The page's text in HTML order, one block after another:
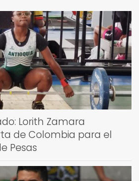
Lorith Zamara
de Colombia para el
Pesas